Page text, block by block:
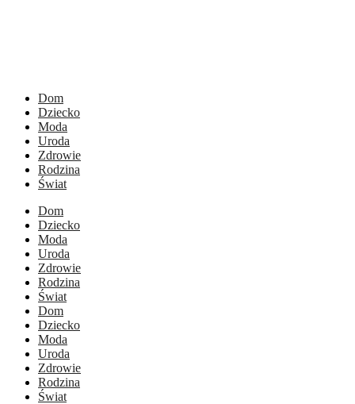
Dom
Dziecko
Moda
Uroda
Zdrowie
Rodzina
Świat
Dom
Dziecko
Moda
Uroda
Zdrowie
Rodzina
Świat
Dom
Dziecko
Moda
Uroda
Zdrowie
Rodzina
Świat